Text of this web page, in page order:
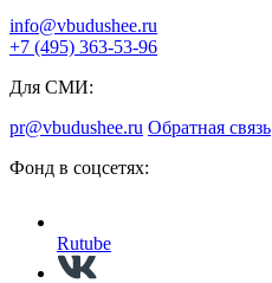
info@vbudushee.ru
+7 (495) 363-53-96
Для СМИ:
pr@vbudushee.ru Обратная связь
Фонд в соцсетях:
Rutube